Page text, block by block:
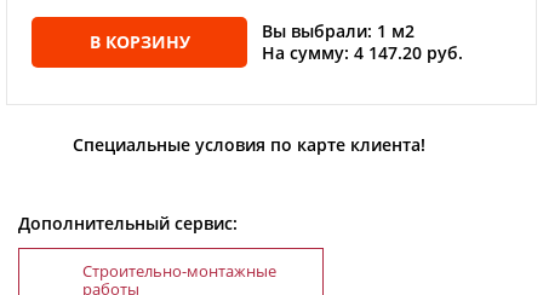
В КОРЗИНУ
Вы выбрали: 1 м2
На сумму: 4 147.20 руб.
Специальные условия по карте клиента!
Дополнительный сервис:
Строительно-монтажные
работы